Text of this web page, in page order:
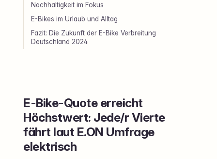
Nachhaltigkeit im Fokus
E-Bikes im Urlaub und Alltag
Fazit: Die Zukunft der E-Bike Verbreitung
Deutschland 2024
E-Bike-Quote erreicht
Höchstwert: Jede/r Vierte
fährt laut E.ON Umfrage
elektrisch